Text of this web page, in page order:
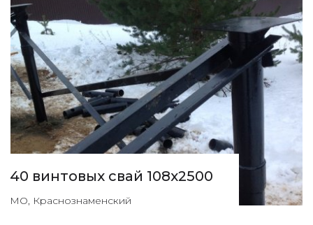
40 винтовых свай 108х2500
МО, Краснознаменский